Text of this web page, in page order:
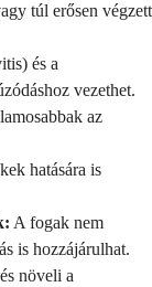
túl erősen végzett
és a
vezethet.
az
hatására is
A fogak nem
is hozzájárulhat.
növeli a